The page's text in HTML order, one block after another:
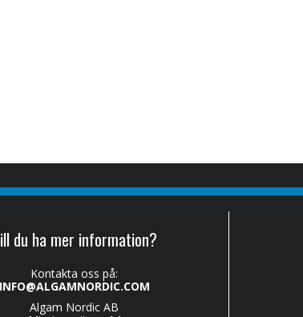
du ha mer information?
Kontakta oss på:
INFO@ALGAMNORDIC.COM
Algam Nordic AB